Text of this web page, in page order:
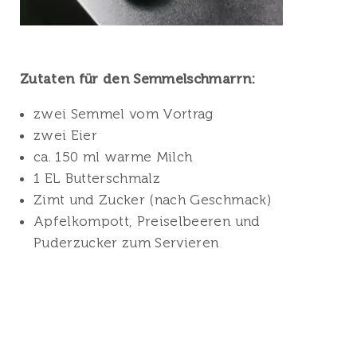
Zutaten für den Semmelschmarrn:
zwei Semmel vom Vortrag
zwei Eier
ca. 150 ml warme Milch
1 EL Butterschmalz
Zimt und Zucker (nach Geschmack)
Apfelkompott, Preiselbeeren und
Puderzucker zum Servieren